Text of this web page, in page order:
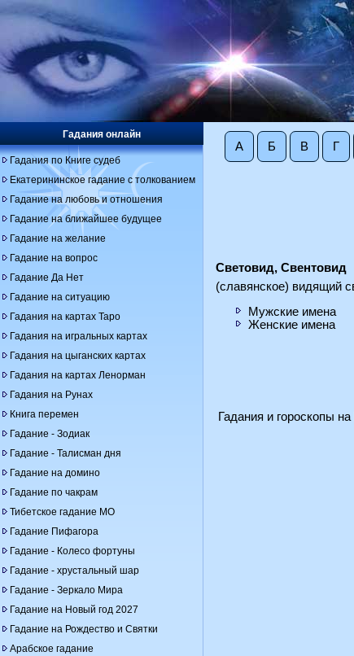
А Б В Г
Световид, Свентовид
(славянское) видящий
Мужские имена
Женские имена
Гадания онлайн
Гадания по Книге судеб
Екатерининское гадание с толкованием
Гадание на любовь и отношения
Гадание на ближайшее будущее
Гадание на желание
Гадание на вопрос
Гадание Да Нет
Гадание на ситуацию
Гадания на картах Таро
Гадания на игральных картах
Гадания на цыганских картах
Гадания на картах Ленорман
Гадания на Рунах
Книга перемен
Гадание - Зодиак
Гадание - Талисман дня
Гадание на домино
Гадание по чакрам
Тибетское гадание МО
Гадание Пифагора
Гадание - Колесо фортуны
Гадание - хрустальный шар
Гадание - Зеркало Мира
Гадание на Новый год 2027
Гадание на Рождество и Святки
Арабское гадание
Гадания и гороскопы